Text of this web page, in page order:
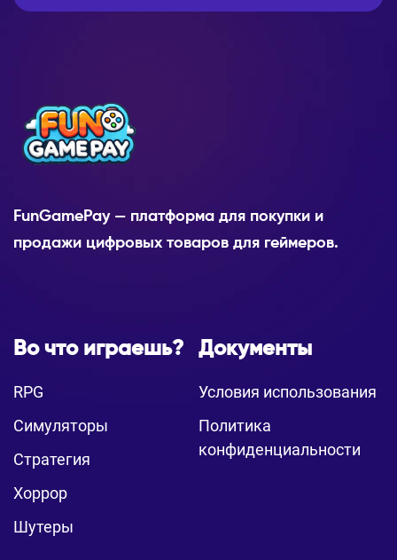
FunGamePay — платформа для покупки и
продажи цифровых товаров для геймеров.
Во что играешь?
RPG
Симуляторы
Стратегия
Хоррор
Шутеры
Документы
Условия использования
Политика
конфиденциальности